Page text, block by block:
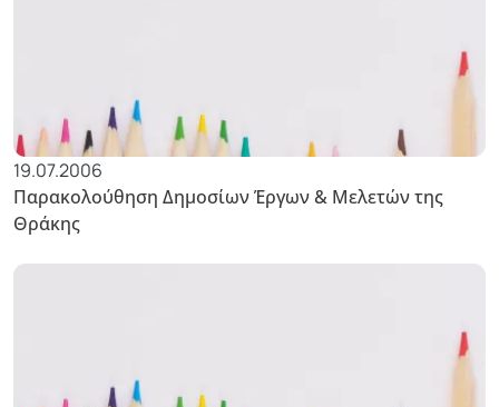
19.07.2006
Παρακολούθηση Δημοσίων Έργων & Μελετών της
Θράκης